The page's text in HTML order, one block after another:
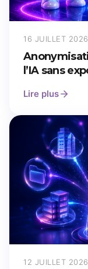
16 JUILLET 2026
l’IA sans
Lire plus
12 JUILLET 2026